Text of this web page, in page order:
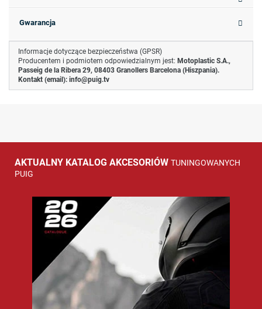
Gwarancja
Informacje dotyczące bezpieczeństwa (GPSR)
Producentem i podmiotem odpowiedzialnym jest: Motoplastic S.A.,
Passeig de la Ribera 29, 08403 Granollers Barcelona (Hiszpania).
Kontakt (email): info@puig.tv
AKTUALNY KATALOG AKCESORIÓW TUNINGOWANYCH
PUIG